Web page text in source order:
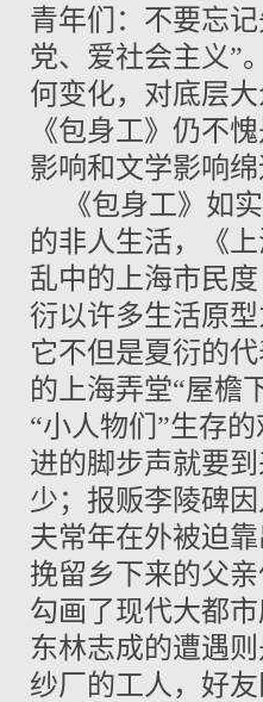
青年们：不要忘
党、爱社会主义”
何变化，对底层
《包身工》仍不
影响和文学影响
《包身工》如
的非人生活，《
乱中的上海市民
衍以许多生活原
它不但是夏衍的
的上海弄堂“屋檐
“小人物们”生存
进的脚步声就要
少；报贩李陵碑
夫常年在外被迫
挽留乡下来的父
勾画了现代大都
东林志成的遭遇
纱厂的工人，好